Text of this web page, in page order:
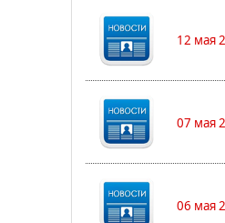
12 мая
07 мая
06 мая